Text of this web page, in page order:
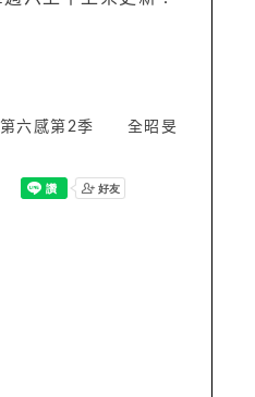
第六感第2季 全昭旻